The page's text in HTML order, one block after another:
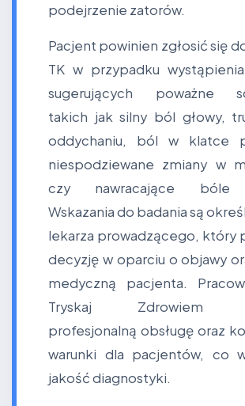
podejrzenie zatorów.
Pacjent powinien zgłosić się
TK w przypadku
sugerujących poważne
takich jak silny ból głowy,
oddychaniu, ból w klatce
niespodziewane zmiany w
czy nawracające bóle
Wskazania do badania są
lekarza prowadzącego, który
decyzję w oparciu o objawy
medyczną pacjenta.
Tryskaj Zdrowiem
profesjonalną obsługę oraz
warunki dla pacjentów, co
jakość diagnostyki.